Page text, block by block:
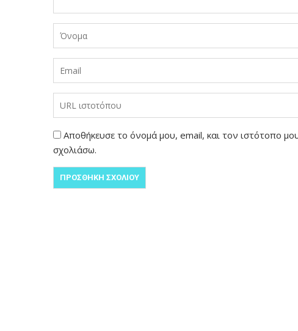
Αποθήκευσε το όνομά μου, email, και τον ιστότοπο
σχολιάσω.